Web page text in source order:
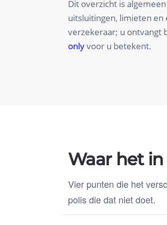
Dit overzicht is
uitsluitingen, limieten en
verzekeraar; u ontvangt
onlyvoor u betekent.
Waar het
Vier punten die het
polis die dat niet doet.